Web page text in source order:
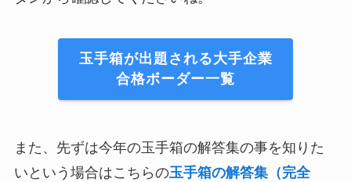
玉手箱が出題される大手企業
合格ボーダー一覧
また、先ずは今年の玉手箱の解答集の事を知りた
いという場合はこちらの玉手箱の解答集（完全